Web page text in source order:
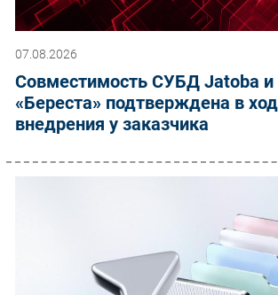
07.08.2026
Совместимость СУБД Jatoba
«Береста» подтверждена в
внедрения у заказчика